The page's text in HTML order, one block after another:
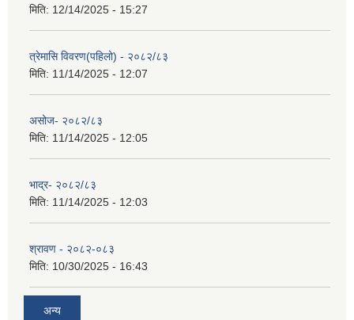
मिति: 12/14/2025 - 15:27
त्रेमासि विवरण(पहिलो) - २०८२/८३
मिति: 11/14/2025 - 12:07
असोज- २०८२/८३
मिति: 11/14/2025 - 12:05
भाद्र- २०८२/८३
मिति: 11/14/2025 - 12:03
श्रावण - २०८२-०८३
मिति: 10/30/2025 - 16:43
अन्य